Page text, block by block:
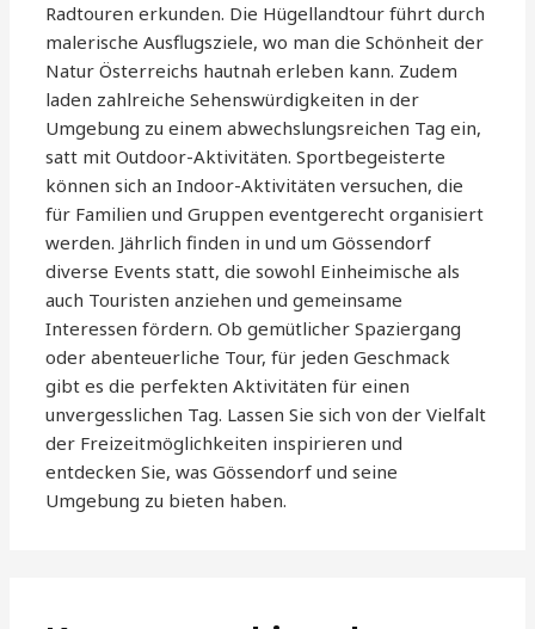
Radtouren erkunden. Die Hügellandtour führt durch
malerische Ausflugsziele, wo man die Schönheit der
Natur Österreichs hautnah erleben kann. Zudem
laden zahlreiche Sehenswürdigkeiten in der
Umgebung zu einem abwechslungsreichen Tag ein,
satt mit Outdoor-Aktivitäten. Sportbegeisterte
können sich an Indoor-Aktivitäten versuchen, die
für Familien und Gruppen eventgerecht organisiert
werden. Jährlich finden in und um Gössendorf
diverse Events statt, die sowohl Einheimische als
auch Touristen anziehen und gemeinsame
Interessen fördern. Ob gemütlicher Spaziergang
oder abenteuerliche Tour, für jeden Geschmack
gibt es die perfekten Aktivitäten für einen
unvergesslichen Tag. Lassen Sie sich von der Vielfalt
der Freizeitmöglichkeiten inspirieren und
entdecken Sie, was Gössendorf und seine
Umgebung zu bieten haben.